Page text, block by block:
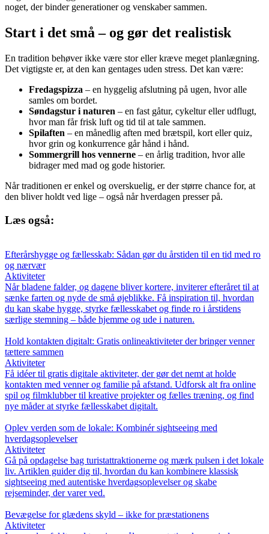
noget, der binder generationer og venskaber sammen.
Start i det små – og gør det realistisk
En tradition behøver ikke være stor eller kræve meget planlægning.
Det vigtigste er, at den kan gentages uden stress. Det kan være:
Fredagspizza – en hyggelig afslutning på ugen, hvor alle
samles om bordet.
Søndagstur i naturen – en fast gåtur, cykeltur eller udflugt,
hvor man får frisk luft og tid til at tale sammen.
Spilaften – en månedlig aften med brætspil, kort eller quiz,
hvor grin og konkurrence går hånd i hånd.
Sommergrill hos vennerne – en årlig tradition, hvor alle
bidrager med mad og gode historier.
Når traditionen er enkel og overskuelig, er der større chance for, at
den bliver holdt ved lige – også når hverdagen presser på.
Læs også:
Efterårshygge og fællesskab: Sådan gør du årstiden til en tid med ro
og nærvær
Aktiviteter
Når bladene falder, og dagene bliver kortere, inviterer efteråret til at
sænke farten og nyde de små øjeblikke. Få inspiration til, hvordan
du kan skabe hygge, styrke fællesskabet og finde ro i årstidens
særlige stemning – både hjemme og ude i naturen.
Hold kontakten digitalt: Gratis onlineaktiviteter der bringer venner
tættere sammen
Aktiviteter
Få idéer til gratis digitale aktiviteter, der gør det nemt at holde
kontakten med venner og familie på afstand. Udforsk alt fra online
spil og filmklubber til kreative projekter og fælles træning, og find
nye måder at styrke fællesskabet digitalt.
Oplev verden som de lokale: Kombinér sightseeing med
hverdagsoplevelser
Aktiviteter
Gå på opdagelse bag turistattraktionerne og mærk pulsen i det lokale
liv. Artiklen guider dig til, hvordan du kan kombinere klassisk
sightseeing med autentiske hverdagsoplevelser og skabe
rejseminder, der varer ved.
Bevægelse for glædens skyld – ikke for præstationens
Aktiviteter